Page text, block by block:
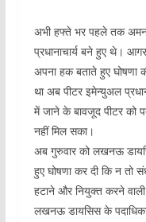
अभी हफ्ते भर पहले तक
प्रधानाचार्य बने हुए थे।
अपना हक बताते हुए घोषणा
था अब पीटर इमेन्युअल
में जाने के बावजूद पीटर को
नहीं मिल सका।
अब गुरुवार को लखनऊ
हुए घोषणा कर दी कि न तो
हटाने और नियुक्त करने वाली
लखनऊ डायसिस के